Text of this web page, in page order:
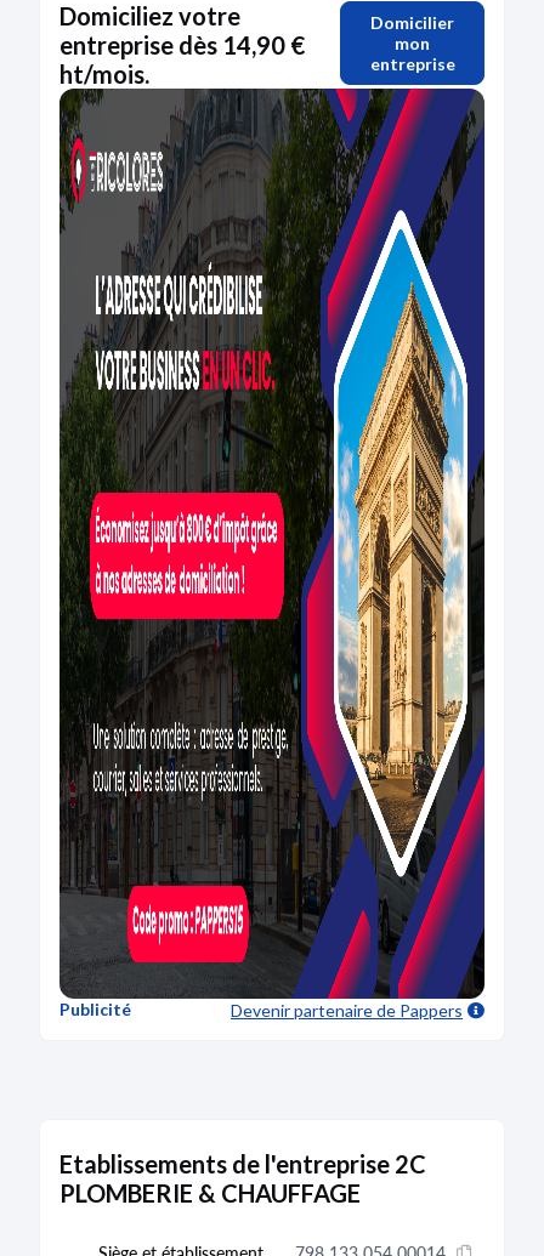
Domiciliez votre
entreprise dès 14,90 €
ht/mois.
Domicilier
mon
entreprise
Publicité Devenir partenairede Pappers
Etablissements de l'entreprise 2C
PLOMBERIE & CHAUFFAGE